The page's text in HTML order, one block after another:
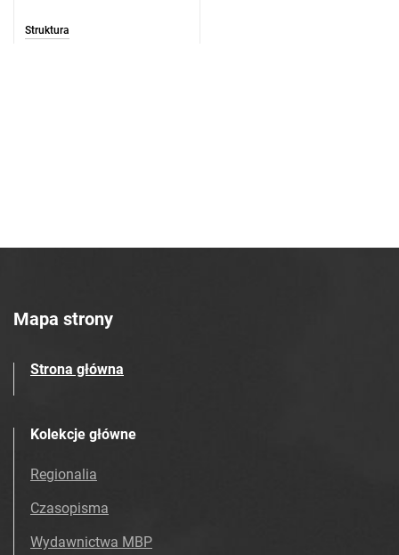
Struktura
Mapa strony
Strona główna
Kolekcje główne
Regionalia
Czasopisma
Wydawnictwa MBP